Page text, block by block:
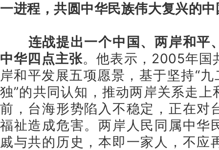
一进程，共圆中华民族伟大复兴的中
连战提出一个中国、两岸和平
中华四点主张。他表示，2005年国
岸和平发展五项愿景，基于坚持“九
独”的共同认知，推动两岸关系走上
前，台海形势陷入不稳定，正在对
福祉造成危害。两岸人民同属中华
戚与共的历史，本即一家人，不应